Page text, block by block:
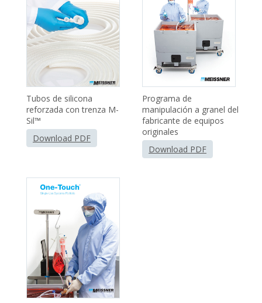
Tubos de silicona
reforzada con trenza M-
Sil™
Download PDF
Programa de
manipulación a granel del
fabricante de equipos
originales
Download PDF